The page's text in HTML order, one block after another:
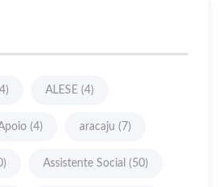
ALESE (4)
(4) aracaju (7)
Assistente Social (50)